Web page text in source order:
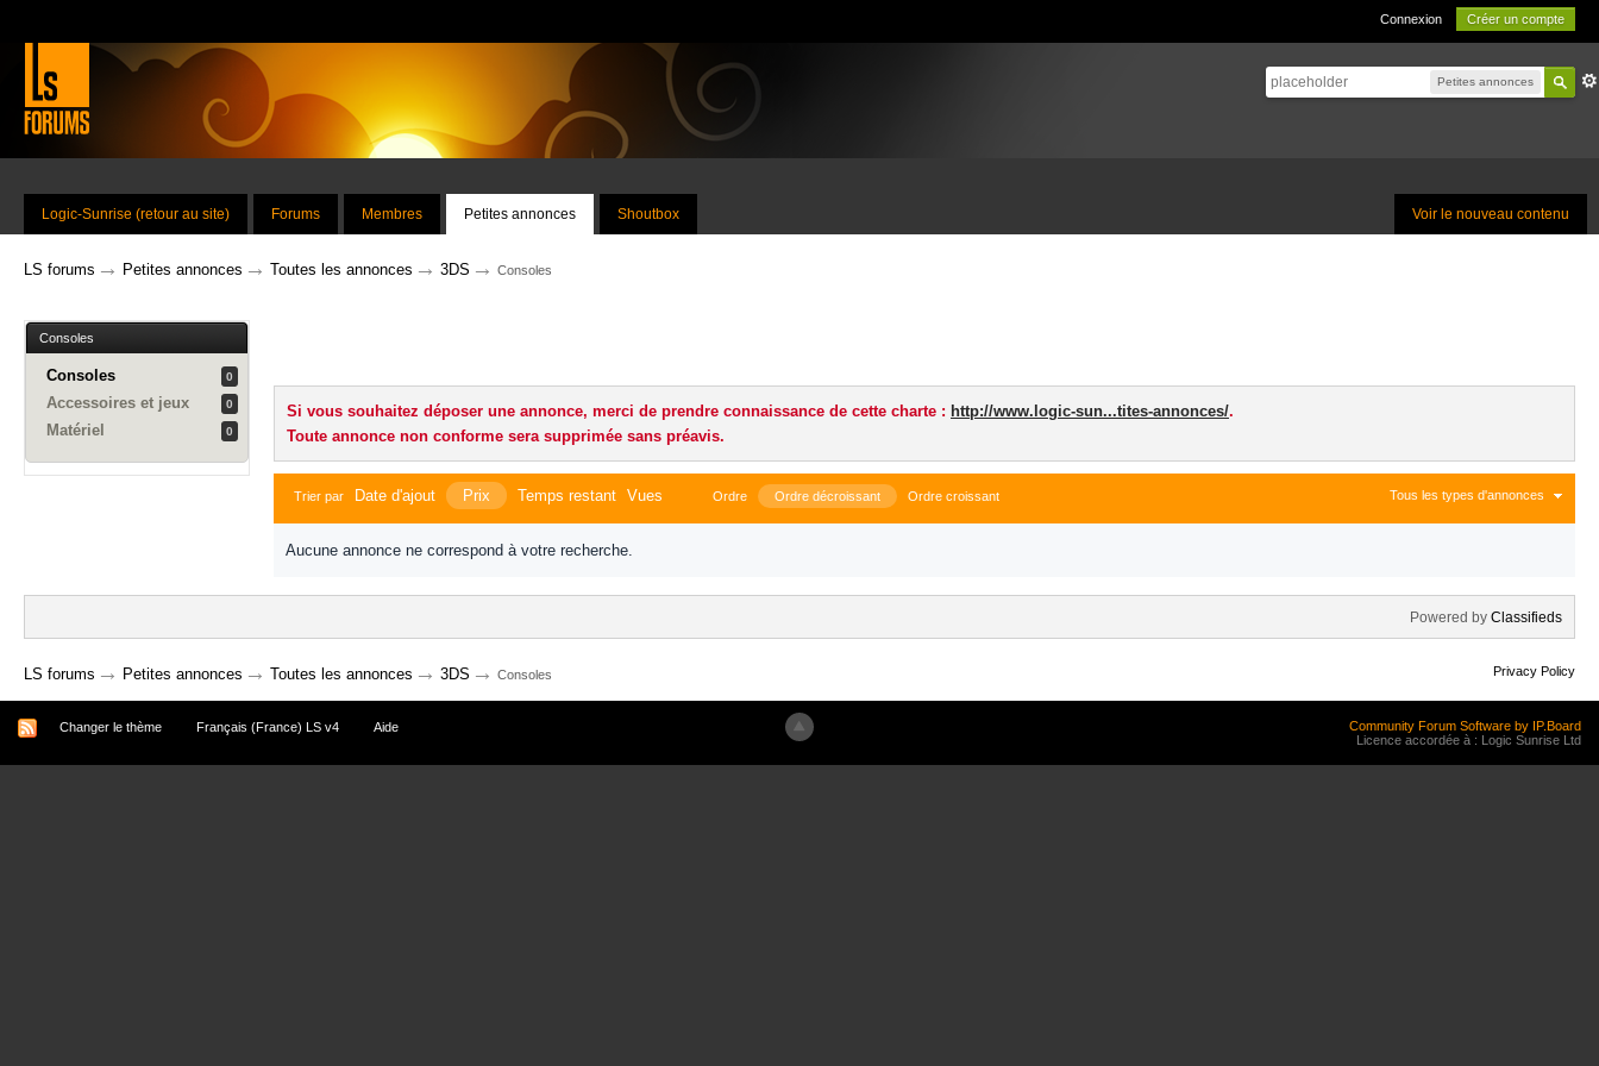
Connexion Créer un compte
Petites annonces
Voir le nouveau contenu
Logic-Sunrise (retour au site) Forums Membres Petites annonces Shoutbox
LS forums → Petites annonces → Toutes les annonces → 3DS → Consoles
Consoles
Consoles 0
Accessoires et jeux 0
Matériel 0
Si vous souhaitez déposer une annonce, merci de prendre connaissance de cette charte : http://www.logic-sun...tites-annonces/.
Toute annonce non conforme sera supprimée sans préavis.
Tous les types d'annonces
Trier par Date d'ajout Prix Temps restant Vues Ordre Ordre décroissant Ordre croissant
Aucune annonce ne correspond à votre recherche.
Powered by Classifieds
LS forums → Petites annonces → Toutes les annonces → 3DS → Consoles Privacy Policy
Changer le thème Français (France) LS v4 Aide
Community Forum Software by IP.Board
Licence accordée à : Logic Sunrise Ltd